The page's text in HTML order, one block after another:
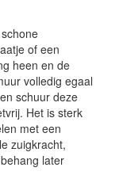
of een
heen en de
volledig egaal
schuur deze
Het is sterk
met een
zuigkracht,
later